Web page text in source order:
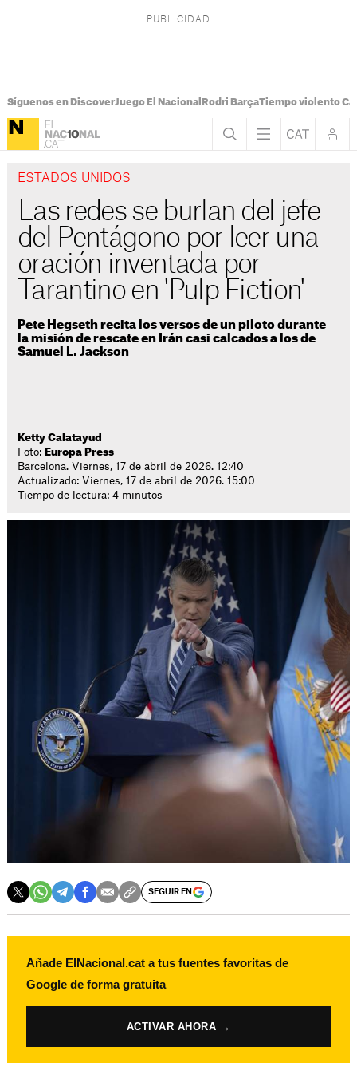
Síguenos en DiscoverJuego El Nacional Rodri BarçaTiempo violento
ESTADOS UNIDOS
Las redes se burlan del jefe
del Pentágono por leer una
oración inventada por
Tarantino en 'Pulp Fiction'
Pete Hegseth recita los versos de un piloto durante
la misión de rescate en Irán casi calcados a los de
Samuel L. Jackson
Ketty Calatayud
Foto: Europa Press
Barcelona. Viernes, 17 de abril de 2026. 12:40
Actualizado: Viernes, 17 de abril de 2026. 15:00
Tiempo de lectura: 4 minutos
SEGUIR EN
Añade ElNacional.cat a tus fuentes favoritas de
Google de forma gratuita
ACTIVAR AHORA →